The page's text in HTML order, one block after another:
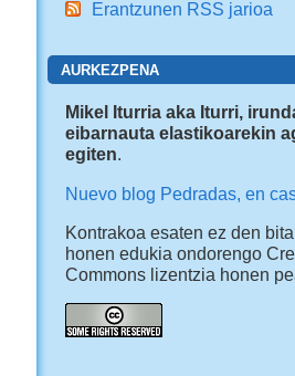
Erantzunen RSS jarioa
AURKEZPENA
Mikel Iturria aka Iturri,
eibarnauta elastikoarekin
egiten.
Nuevo blog Pedradas, en
Kontrakoa esaten ez den
honen edukia ondorengo
Commons lizentzia honen